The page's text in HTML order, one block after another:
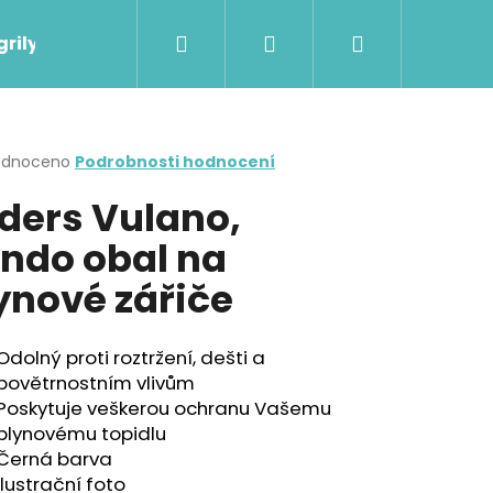
Plynové vařiče Chemická WC
Přihlášení
Podrobnosti hodnocení
Vulano,
obal na
zářiče
proti roztržení, dešti a
vlivům
veškerou ochranu Vašemu
topidlu
barva
foto